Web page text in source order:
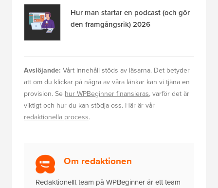
Hur man startar en podcast (och gör
den framgångsrik) 2026
Avslöjande: Vårt innehåll stöds av läsarna. Det betyder
att om du klickar på några av våra länkar kan vi tjäna en
provision. Se hur WPBeginner finansieras, varför det är
viktigt och hur du kan stödja oss. Här är vår
redaktionella process.
Om redaktionen
Redaktionellt team på WPBeginner är ett team